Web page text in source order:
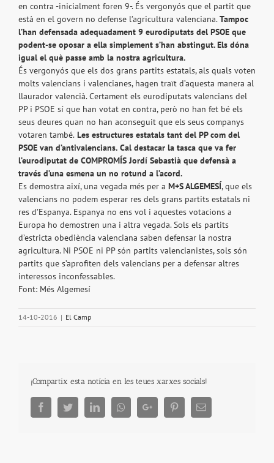
en contra -inicialment foren 9-. És vergonyós que el partit que
està en el govern no defense l’agricultura valenciana.Tampoc
l’han defensada adequadament 9 eurodiputats del PSOE que
podent-se oposar a ella simplement s’han abstingut. Els dóna
igual el què passe amb la nostra agricultura.
És vergonyós que els dos grans partits estatals, als quals voten
molts valencians i valencianes, hagen traït d’aquesta manera al
llaurador valencià. Certament els eurodiputats valencians del
PP i PSOE sí que han votat en contra, però no han fet bé els
seus deures quan no han aconseguit que els seus companys
votaren també. Les estructures estatals tant del PP com del
PSOE van d’antivalencians. Cal destacar la tasca que va fer
l’eurodiputat de COMPROMÍS Jordí Sebastià que defensà a
través d’una esmena un no rotund a l’acord.
Es demostra així, una vegada més per a M+S ALGEMESÍ, que els
valencians no podem esperar res dels grans partits estatals ni
res d’Espanya. Espanya no ens vol i aquestes votacions a
Europa ho demostren una i altra vegada. Sols els partits
d’estricta obediència valenciana saben defensar la nostra
agricultura. Ni PSOE ni PP són partits valencianistes, sols són
partits que s’aprofiten dels valencians per a defensar altres
interessos inconfessables.
Font: Més Algemesí
14-10-2016 | El Camp
¡Compartix esta notícia en les teues xarxes socials!
FacebookTwitterLinkedInWhatsappGoogle+ PinterestEmail